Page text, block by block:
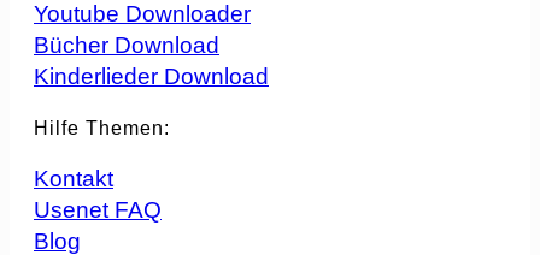
Youtube Downloader
Bücher Download
Kinderlieder Download
Hilfe Themen:
Kontakt
Usenet FAQ
Blog